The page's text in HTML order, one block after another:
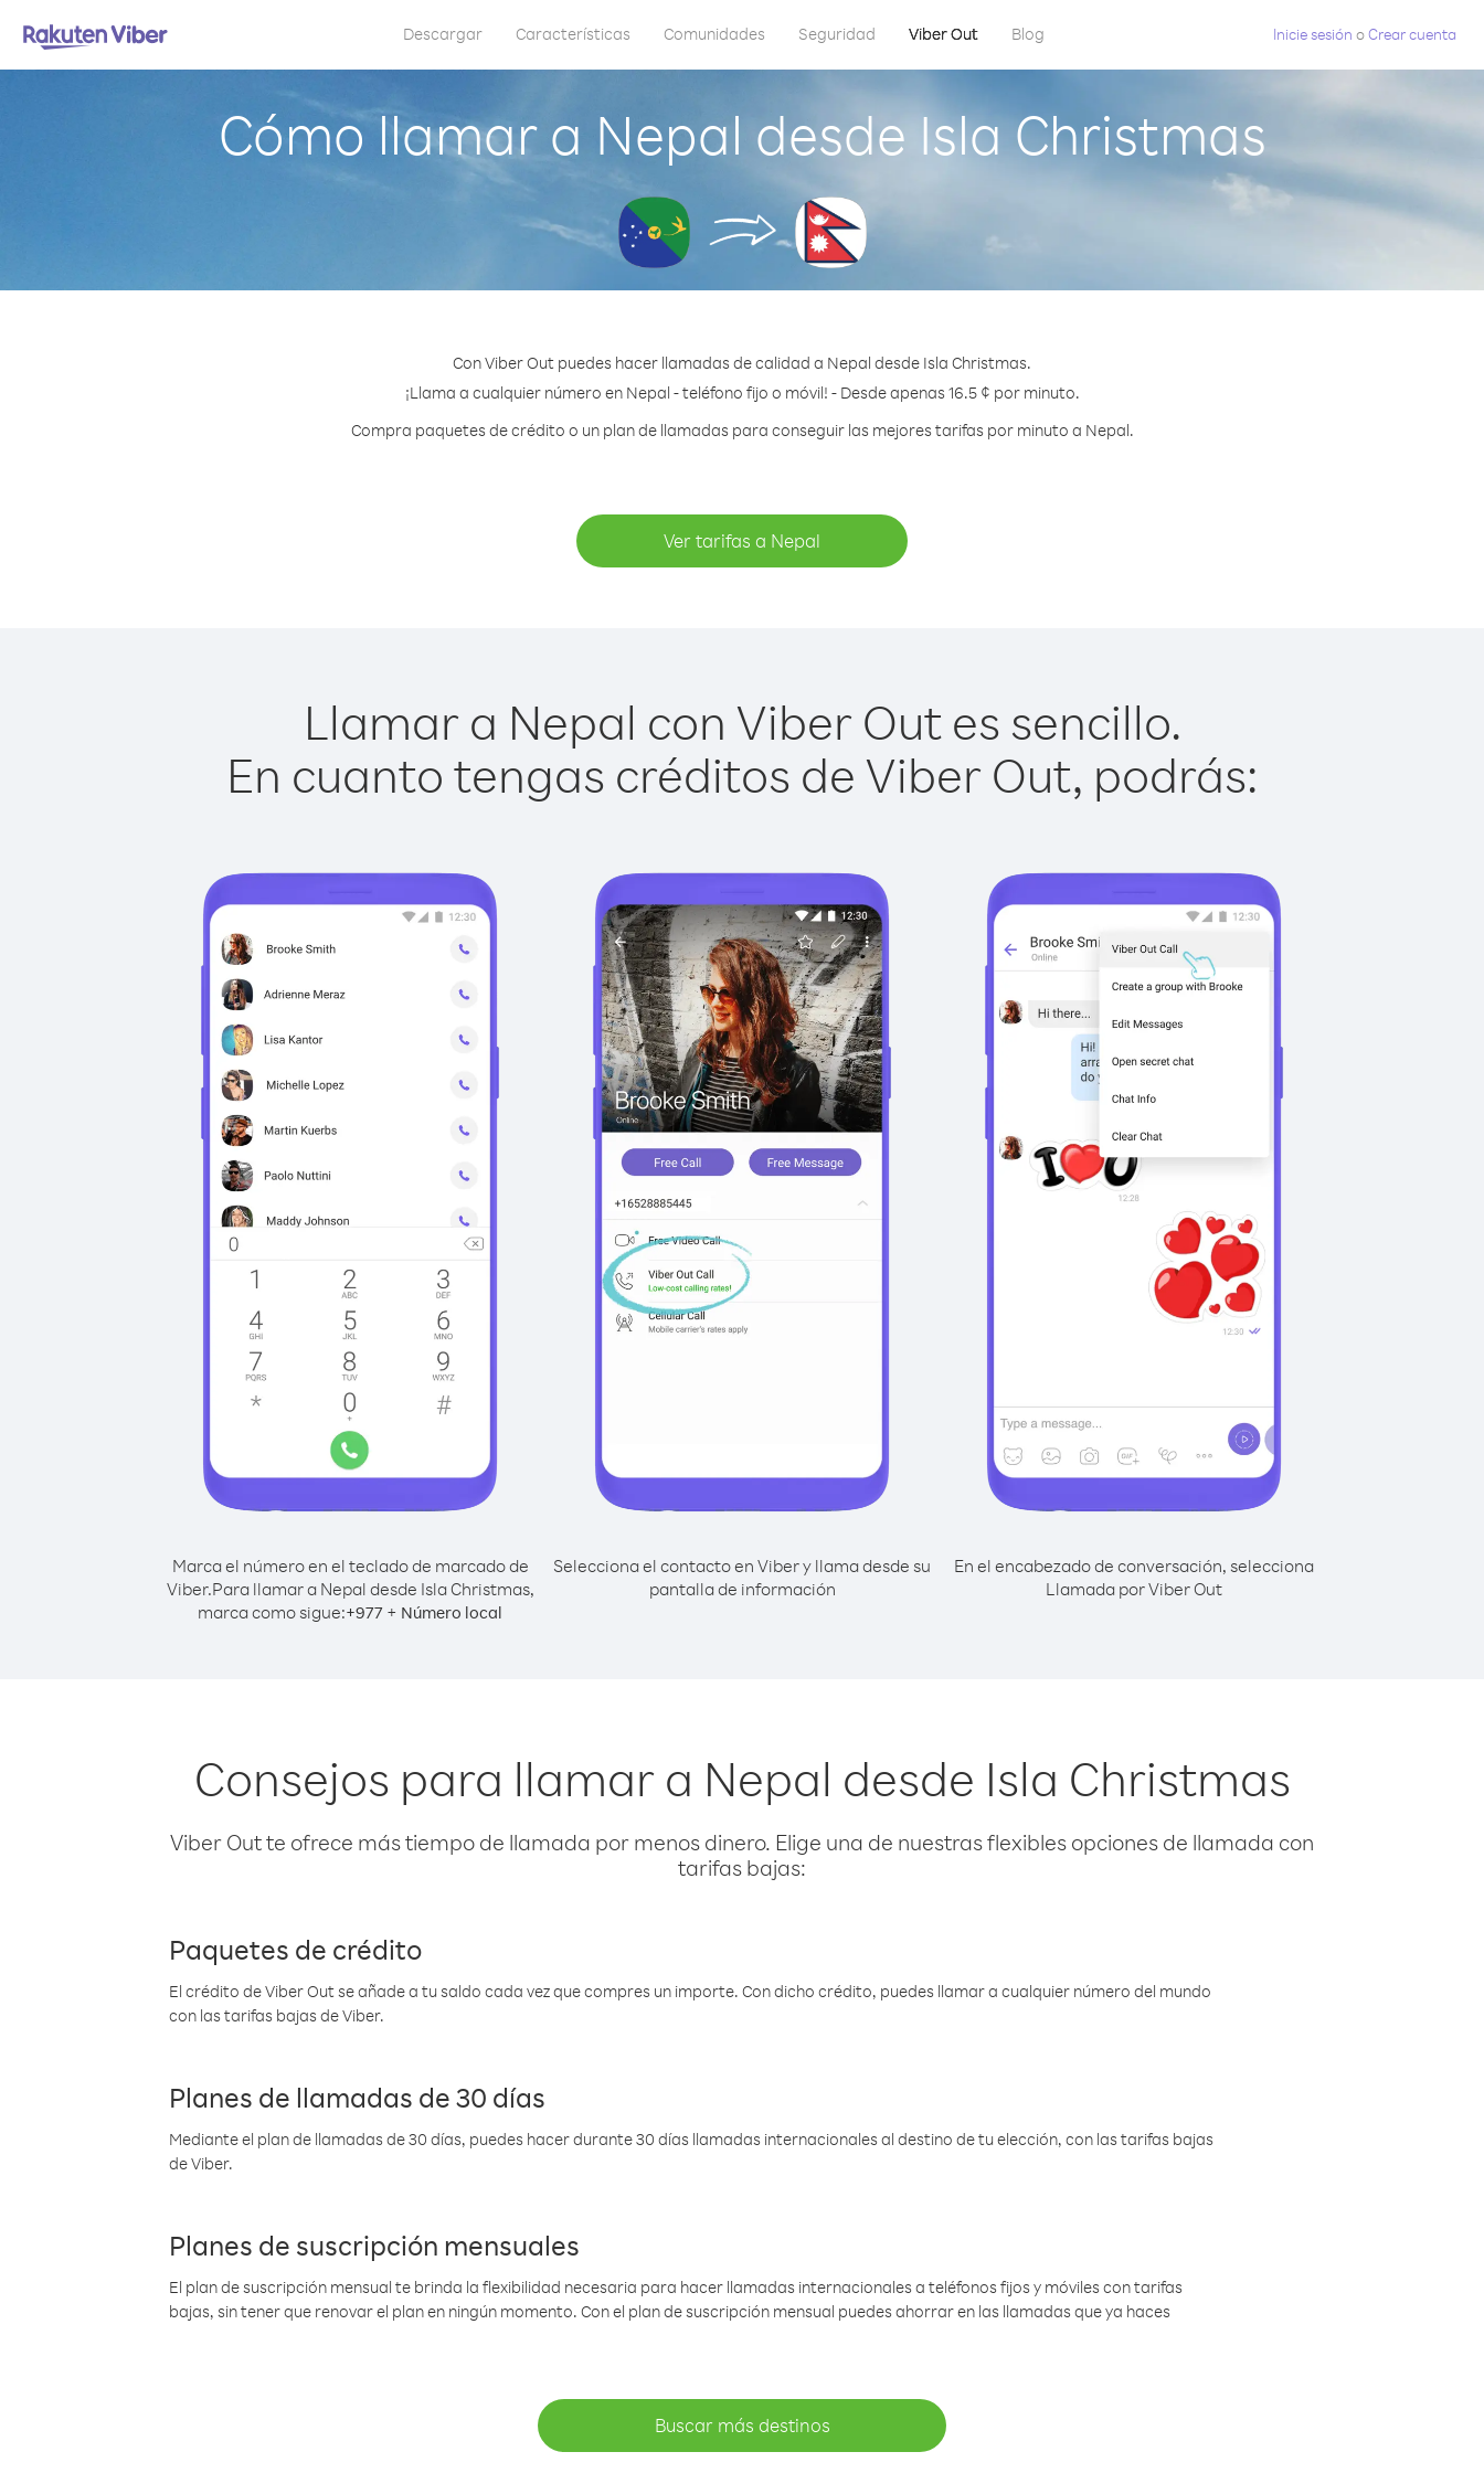
Descargar Características Comunidades Seguridad Viber Out Blog Inicie sesión oCrear cuenta
Cómo llamar a Nepal desde Isla Christmas
Con Viber Out puedes hacer llamadas de calidad a Nepal desde Isla Christmas.
¡Llama a cualquier número en Nepal - teléfono fijo o móvil! - Desde apenas 16.5 ¢ por minuto.
Compra paquetes de crédito o un plan de llamadas para conseguir las mejores tarifas por minuto a Nepal.
Ver tarifas a Nepal
Llamar a Nepal con Viber Out es sencillo.
En cuanto tengas créditos de Viber Out, podrás:
Marca el número en el teclado de marcado de
Viber.Para llamar a Nepal desde Isla Christmas,
marca como sigue:+977 + Número local
Selecciona el contacto en Viber y llama desde su
pantalla de información
En el encabezado de conversación, selecciona
Llamada por Viber Out
Consejos para llamar a Nepal desde Isla Christmas
Viber Out te ofrece más tiempo de llamada por menos dinero. Elige una de nuestras flexibles opciones de llamada con
tarifas bajas:
Paquetes de crédito
El crédito de Viber Out se añade a tu saldo cada vez que compres un importe. Con dicho crédito, puedes llamar a cualquier número del mundo
con las tarifas bajas de Viber.
Planes de llamadas de 30 días
Mediante el plan de llamadas de 30 días, puedes hacer durante 30 días llamadas internacionales al destino de tu elección, con las tarifas bajas
de Viber.
Planes de suscripción mensuales
El plan de suscripción mensual te brinda la flexibilidad necesaria para hacer llamadas internacionales a teléfonos fijos y móviles con tarifas
bajas, sin tener que renovar el plan en ningún momento. Con el plan de suscripción mensual puedes ahorrar en las llamadas que ya haces
Buscar más destinos